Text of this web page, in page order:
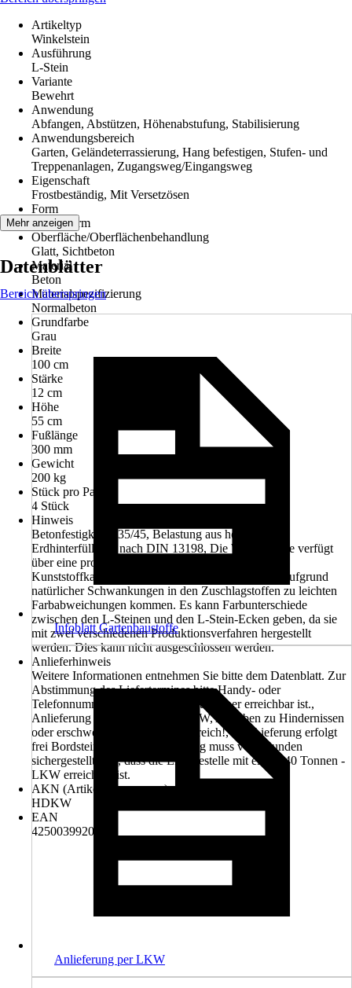
Artikeltyp
Winkelstein
Ausführung
L-Stein
Variante
Bewehrt
Anwendung
Abfangen, Abstützen, Höhenabstufung, Stabilisierung
Anwendungsbereich
Garten, Geländeterrassierung, Hang befestigen, Stufen- und
Treppenanlagen, Zugangsweg/Eingangsweg
Eigenschaft
Frostbeständig, Mit Versetzösen
Form
Sonderform
Oberfläche/Oberflächenbehandlung
Glatt, Sichtbeton
Material
Beton
Materialspezifizierung
Normalbeton
Grundfarbe
Grau
Breite
100 cm
Stärke
12 cm
Höhe
55 cm
Fußlänge
300 mm
Gewicht
200 kg
Stück pro Palette
4 Stück
Hinweis
Betonfestigkeit C35/45, Belastung aus horizontaler
Erdhinterfüllung, nach DIN 13198, Die Winkelstütze verfügt
über eine pro Loch abnehm- und wieder einsetzbare
Kunststoffkappe, Bei Werksteinprodukten kann es aufgrund
natürlicher Schwankungen in den Zuschlagstoffen zu leichten
Farbabweichungen kommen. Es kann Farbunterschiede
zwischen den L-Steinen und den L-Stein-Ecken geben, da sie
mit zwei verschiedenen Produktionsverfahren hergestellt
werden. Dies kann nicht ausgeschlossen werden.
Anlieferhinweis
Weitere Informationen entnehmen Sie bitte dem Datenblatt. Zur
Abstimmung des Liefertermines bitte Handy- oder
Telefonnummer angeben, welche tagsüber erreichbar ist.,
Anlieferung erfolgt mit einem LKW, Angaben zu Hindernissen
oder erschwerter Zufahrt sind hilfreich!, Die Lieferung erfolgt
frei Bordsteinkante, Vor Bestellung muss vom Kunden
sichergestellt sein, dass die Entladestelle mit einem 40 Tonnen -
LKW erreichbar ist.
AKN (Artikelkurznummer)
HDKW
EAN
4250039920374
Mehr anzeigen
Datenblätter
Bereich überspringen
Infoblatt Gartenbaustoffe
Anlieferung per LKW